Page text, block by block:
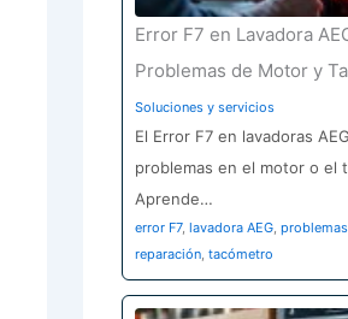
Error F7 en Lavadora
Problemas de Motor y
Soluciones y servicios
El Error F7 en lavadoras
problemas en el motor o el
Aprende…
error F7, lavadora AEG,
reparación, tacómetro